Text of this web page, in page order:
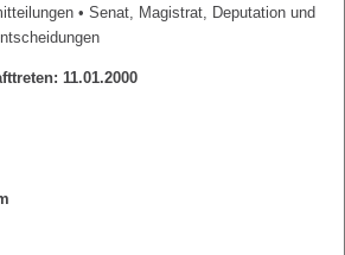
• Senat, Magistrat, Deputation und
11.01.2000